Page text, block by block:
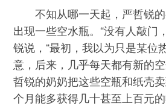
不知从哪一天起，严哲锐的
出现一些空水瓶。“没有人敲门
锐说，“最初，我以为只是某位
意，后来，几乎每天都有新的
哲锐的奶奶把这些空瓶和纸壳
个月能多获得几十甚至上百元的